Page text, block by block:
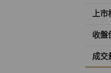
上
收盤
成交